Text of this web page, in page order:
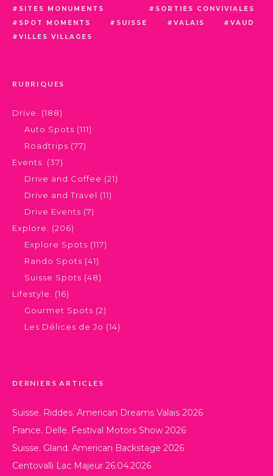
SITES MONUMENTS
SORTIES CONVIVIALES
SPOT MOMENTS
SUISSE VALAIS
VAUD
VILLES VILLAGES
RUBRIQUES
Drive.
(188)
Auto Spots (111)
Roadtrips (77)
Events.
(37)
Drive and Coffee (21)
Drive and Travel (11)
Drive Events (7)
Explore.
(206)
Explore Spots (117)
Rando Spots (41)
Suisse Spots (48)
Lifestyle.
(16)
Gourmet Spots (2)
Les Délices de Jo (14)
DERNIERS ARTICLES
Suisse. Riddes. American Dreams Valais 2026
France. Delle. Festival Motors Show 2026
Suisse. Gland. American Backstage 2026
Centovalli Lac Majeur 26.04.2026